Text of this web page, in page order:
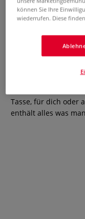
Tasse, für dich oder
enthält alles was
können Sie Ihre
wiederrufen. Diese